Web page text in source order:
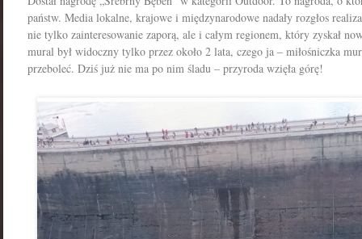
państw. Media lokalne, krajowe i międzynarodowe nadały rozgłos
nie tylko zainteresowanie zaporą, ale i całym regionem, który zyskał
mural był widoczny tylko przez około 2 lata, czego ja – miłośniczka
przeboleć. Dziś już nie ma po nim śladu – przyroda wzięła górę!